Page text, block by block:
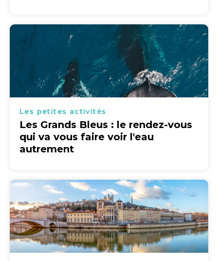
Les petites activités
Les Grands Bleus : le rendez-vous
qui va vous faire voir l'eau
autrement